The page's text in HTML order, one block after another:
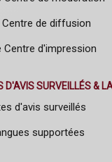
Centre de diffusion
Centre d'impression
D'AVIS SURVEILLÉS &
d'avis surveillés
supportées